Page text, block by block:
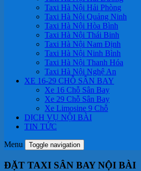
Taxi Hà Nội Hải Phòng
Taxi Hà Nội Quảng Ninh
Taxi Hà Nội Hòa Bình
Taxi Hà Nội Thái Binh
Taxi Hà Nội Nam Định
Taxi Hà Nội Ninh Bình
Taxi Hà Nội Thanh Hóa
Taxi Hà Nội Nghệ An
XE 16-29 CHỖ SÂN BAY
Xe 16 Chỗ Sân Bay
Xe 29 Chỗ Sân Bay
Xe Limosine 9 Chỗ
DỊCH VỤ NỘI BÀI
TIN TỨC
Menu Toggle navigation
ĐẶT TAXI SÂN BAY NỘI BÀI